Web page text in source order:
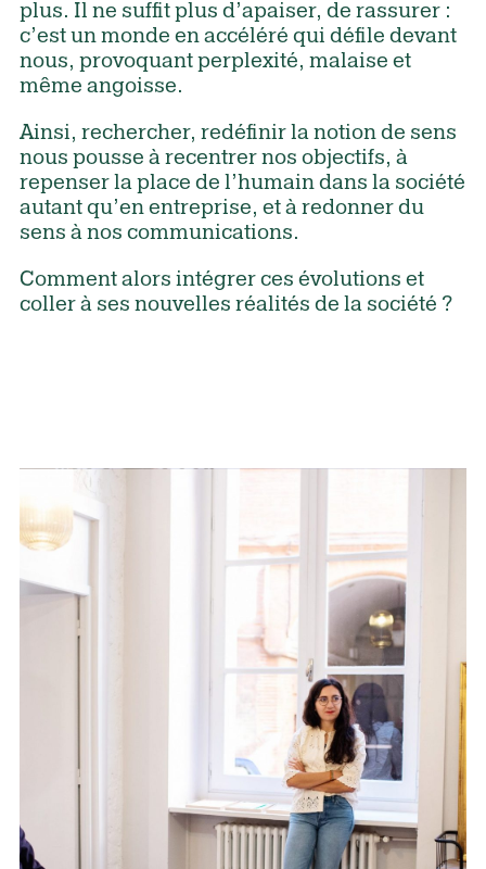
plus. Il ne suffit plus d’apaiser, de rassurer :
c’est un monde en accéléré qui défile devant
nous, provoquant perplexité, malaise et
même angoisse.
Ainsi, rechercher, redéfinir la notion de sens
nous pousse à recentrer nos objectifs, à
repenser la place de l’humain dans la société
autant qu’en entreprise, et à redonner du
sens à nos communications.
Comment alors intégrer ces évolutions et
coller à ses nouvelles réalités de la société ?